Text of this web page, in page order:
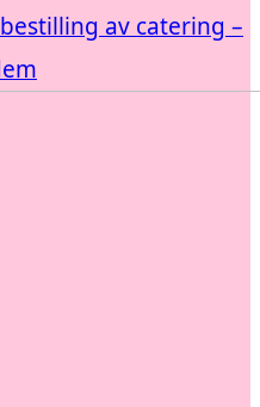
av catering –